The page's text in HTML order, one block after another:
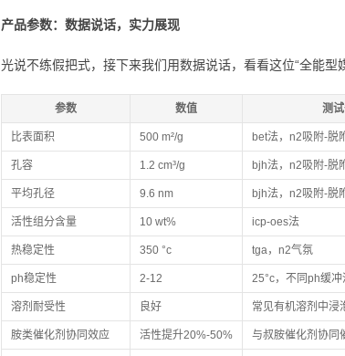
产品参数：数据说话，实力展现
光说不练假把式，接下来我们用数据说话，看看这位“全能型
参数 数值 测
比表面积 500 m²/g bet法，n2吸附-脱
孔容 1.2 cm³/g bjh法，n2吸附-脱
平均孔径 9.6 nm bjh法，n2吸附-脱
活性组分含量 10 wt% icp-oes法
热稳定性 350 °c tga，n2气氛
ph稳定性 2-12 25°c，不同ph缓
溶剂耐受性 良好 常见有机溶剂中浸
胺类催化剂协同效应 活性提升20%-50% 与叔胺催化剂协同